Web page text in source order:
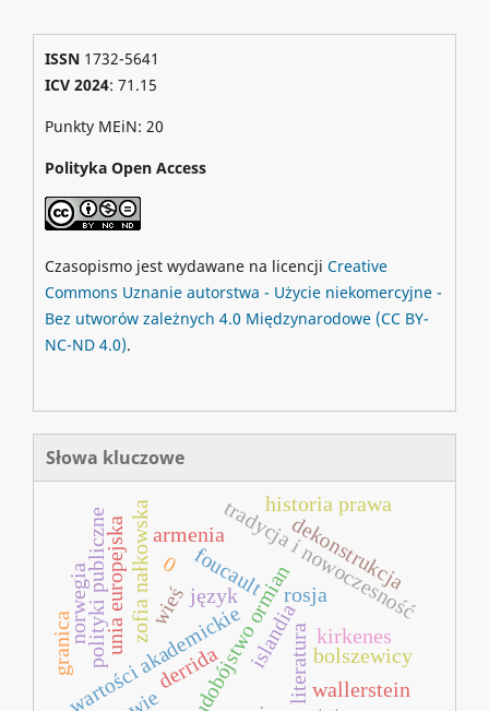
ISSN1732-5641
ICV 2024: 71.15
Punkty MEiN: 20
Polityka Open Access
Czasopismo jest wydawane na licencji Creative
Commons Uznanie autorstwa - Użycie niekomercyjne -
Bez utworów zależnych 4.0 Międzynarodowe (CC BY-
NC-ND 4.0).
Słowa kluczowe
rosja
tradycja i nowoczesność
ludobójstwo ormian
0
literatura
zofia nałkowska
wartości akademickie
dekonstrukcja
derrida
foucault
język
bolszewicy
unia europejska armenia
polityki publiczne islandia
historia prawa
kirkenes
norwegia
granica
wallerstein
wieś